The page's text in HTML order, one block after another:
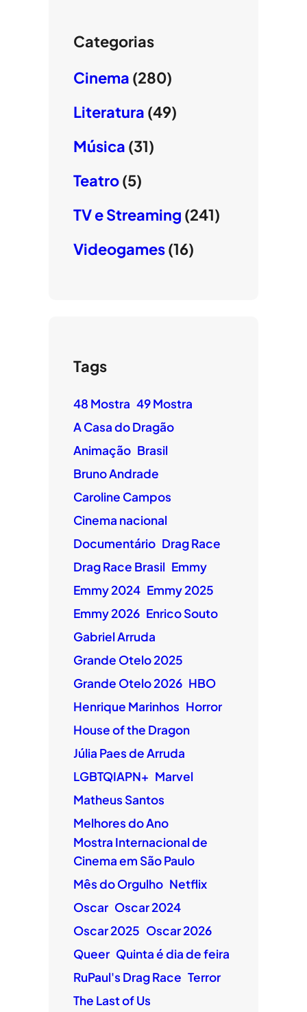
Categorias
Cinema (280)
Literatura (49)
Música (31)
Teatro(5)
TV e Streaming (241)
Videogames(16)
Tags
48 Mostra 49 Mostra
A Casa do Dragão
Animação Brasil
Bruno Andrade
Caroline Campos
Cinema nacional
Documentário Drag Race
Drag Race Brasil Emmy
Emmy 2024 Emmy 2025
Emmy 2026 Enrico Souto
Gabriel Arruda
Grande Otelo 2025
Grande Otelo 2026 HBO
Henrique Marinhos Horror
House of the Dragon
Júlia Paes de Arruda
LGBTQIAPN+ Marvel
Matheus Santos
Melhores do Ano
Mostra Internacional de
Cinema em São Paulo
Mês do Orgulho Netflix
Oscar Oscar 2024
Oscar 2025 Oscar 2026
Queer Quinta é dia de feira
RuPaul's Drag Race Terror
The Last of Us